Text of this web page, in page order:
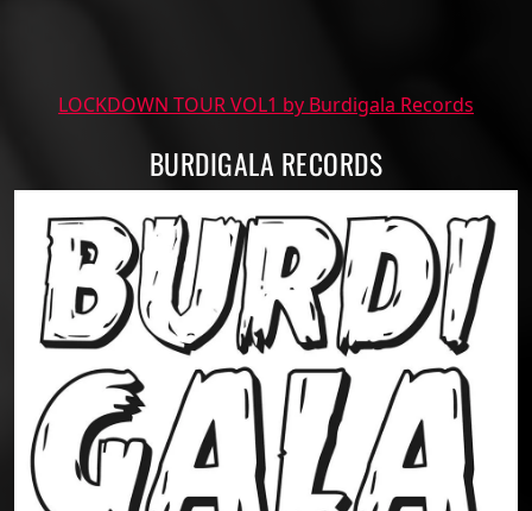
LOCKDOWN TOUR VOL1 by Burdigala Records
BURDIGALA RECORDS